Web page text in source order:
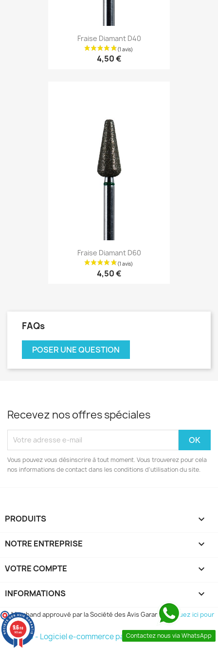
Fraise Diamant D40
4,50 €
Fraise Diamant D60
4,50 €
FAQs
POSER UNE QUESTION
Recevez nos offres spéciales
Vous pouvez vous désinscrire à tout moment. Vous trouverez pour cela
nos informations de contact dans les conditions d'utilisation du site.
PRODUITS 
NOTRE ENTREPRISE 
VOTRE COMPTE 
INFORMATIONS keyboard_arrow_down
Marchand approuvé par la Société des Avis Garantis,cliquez ici pour
vérifier.
Contactez nous via WhatsApp
© 2026 - Logiciel e-commerce par PrestaShop™
9.6/10
149 avis